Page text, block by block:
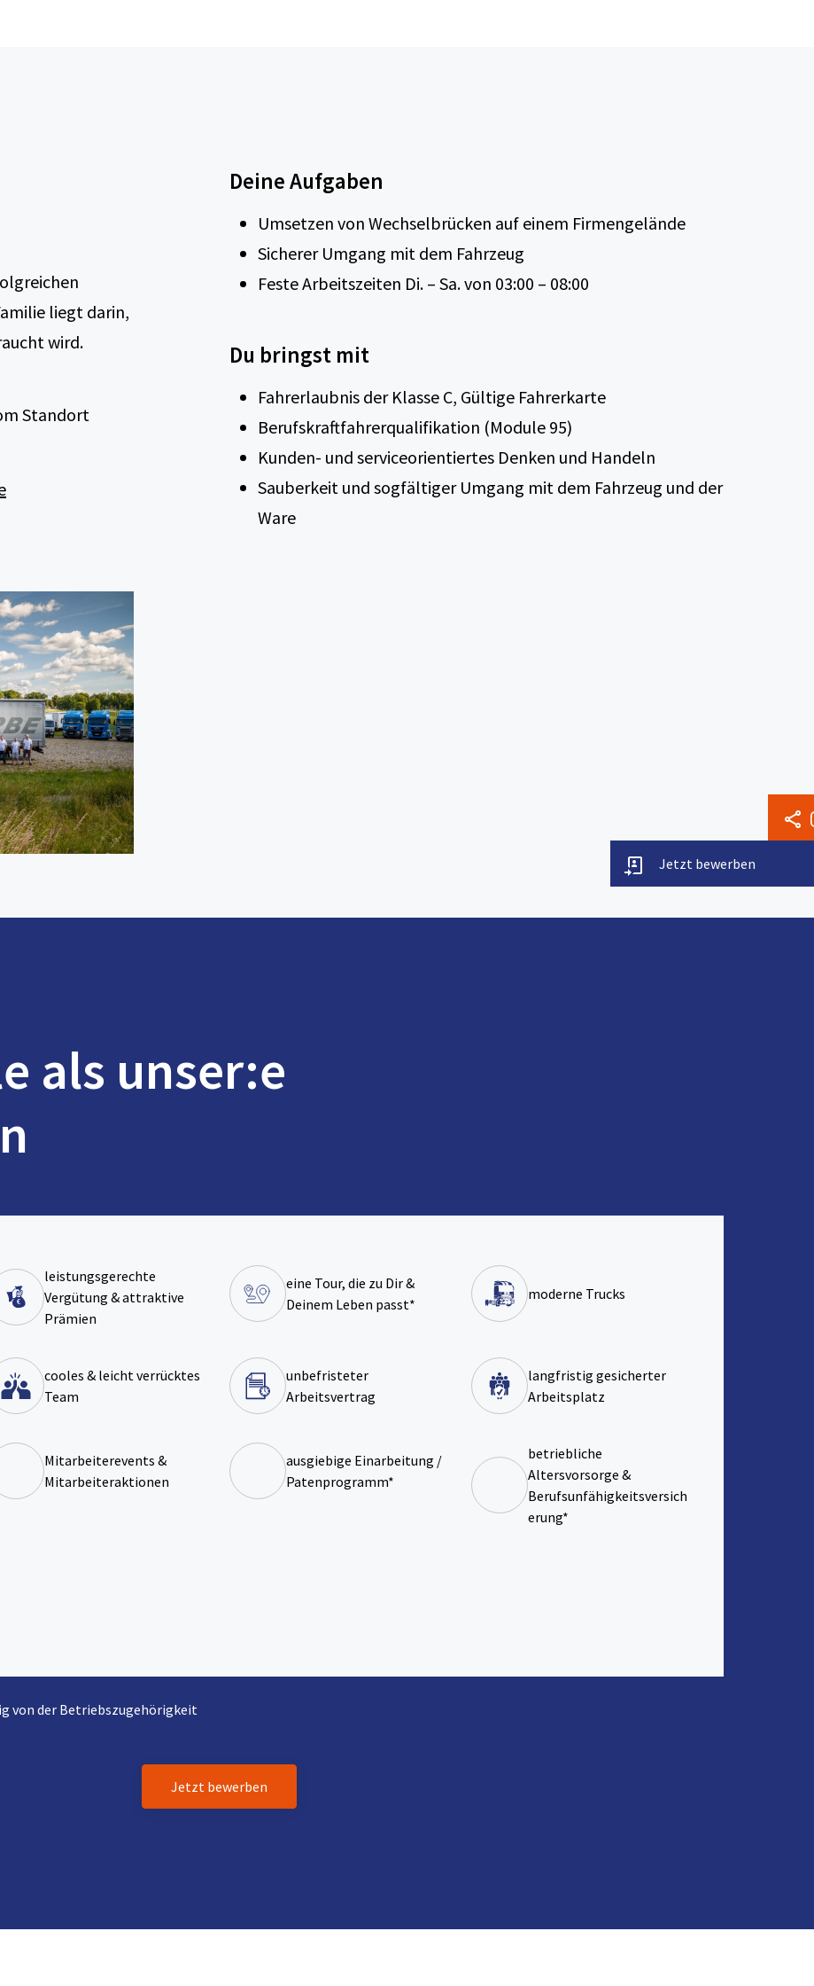
Jetzt bewerben
liegt darin,
wird.
Standort
Deine Aufgaben
Umsetzen von Wechselbrücken auf einem Firmengelände
Sicherer Umgang mit dem Fahrzeug
Feste Arbeitszeiten Di. – Sa. von 03:00 – 08:00
Du bringst mit
Fahrerlaubnis der Klasse C, Gültige Fahrerkarte
Berufskraftfahrerqualifikation (Module 95)
Kunden- und serviceorientiertes Denken und Handeln
Sauberkeit und sogfältiger Umgang mit dem Fahrzeug und der
Ware
als unser:e
leistungsgerechte
Vergütung & attraktive
Prämien
eine Tour, die zu Dir &
Deinem Leben passt*
moderne Trucks
cooles & leicht verrücktes
Team
unbefristeter
Arbeitsvertrag
langfristig gesicherter
Arbeitsplatz
Mitarbeiterevents &
Mitarbeiteraktionen
ausgiebige Einarbeitung /
Patenprogramm*
betriebliche
Altersvorsorge &
Berufsunfähigkeitsversich
erung*
von der Betriebszugehörigkeit
Jetzt bewerben